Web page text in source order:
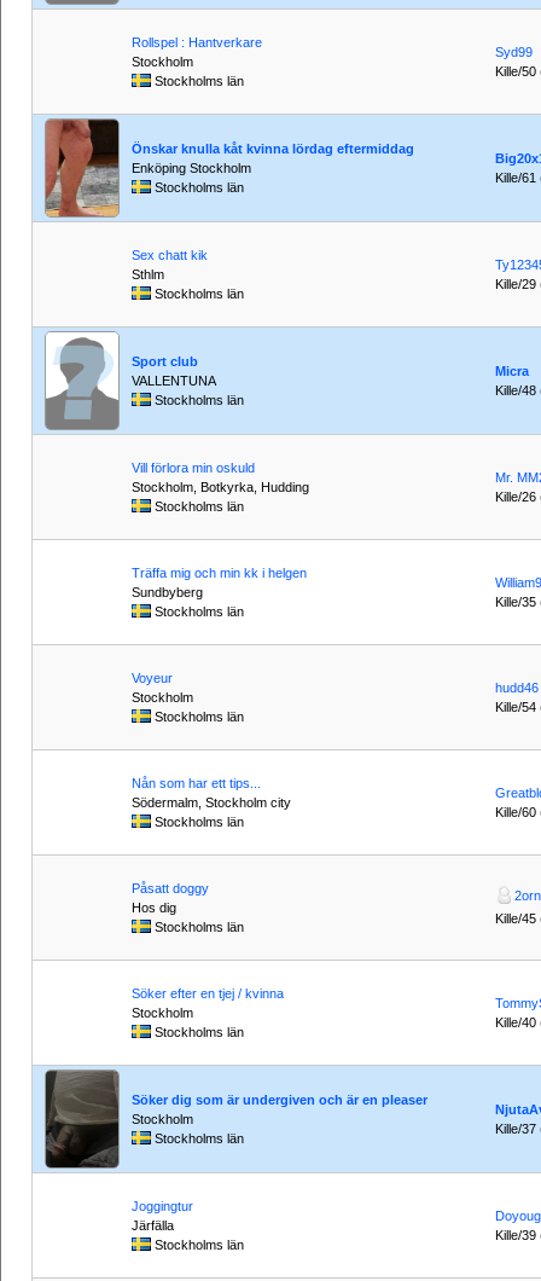
Rollspel : Hantverkare
Stockholm
Stockholms län
Syd99
Kille/50
Önskar knulla kåt kvinna lördag eftermiddag
Enköping Stockholm
Stockholms län
Kille/61
Sex chatt kik
Sthlm
Stockholms län
Kille/29
Sport club
VALLENTUNA
Stockholms län
Micra
Kille/48
Vill förlora min oskuld
Stockholm, Botkyrka, Hudding
Stockholms län
Mr.
Kille/26
Träffa mig och min kk i helgen
Sundbyberg
Stockholms län
Kille/35
Voyeur
Stockholm
Stockholms län
hudd46
Kille/54
Nån som har ett tips...
Södermalm, Stockholm city
Stockholms län
Kille/60
Påsatt doggy
Hos dig
Stockholms län
Kille/45
Söker efter en tjej / kvinna
Stockholm
Stockholms län
Kille/40
Söker dig som är undergiven och är en pleaser
Stockholm
Stockholms län
Kille/37
Joggingtur
Järfälla
Stockholms län
Kille/39